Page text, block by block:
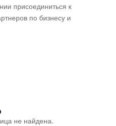
присоединиться к
по бизнесу и
не найдена.